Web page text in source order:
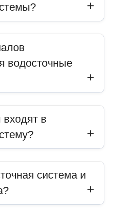
водосточные
в
система и